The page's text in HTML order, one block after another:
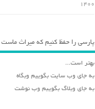
۱۴۰۰
پارسی را حفظ کنیم که میراث ماست
بهتر است...
به جای وب سایت بگوییم وبگاه
به جای وبلاگ بگویبم وب نوشت